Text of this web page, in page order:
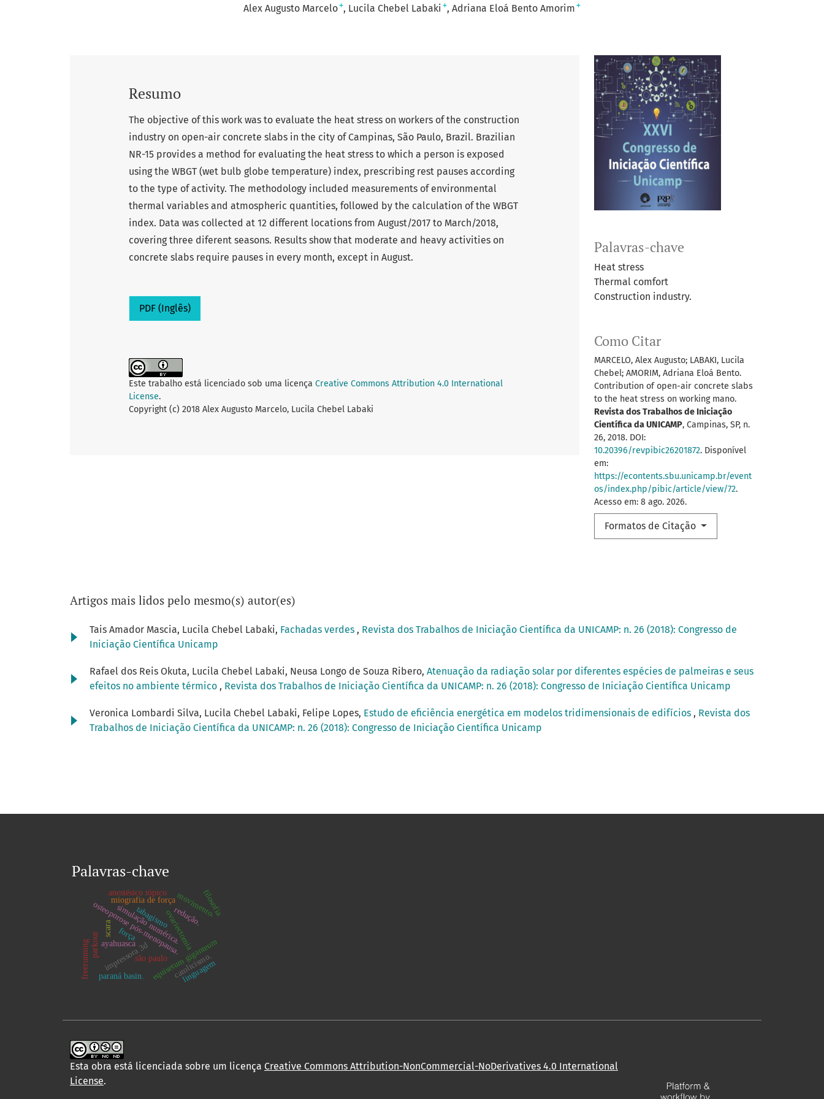
Alex Augusto Marcelo+ Lucila Chebel Labaki + Adriana Eloá Bento Amorim +
Palavras-chave
Heat stress
Thermal comfort
Construction industry.
Como Citar
MARCELO, Alex Augusto; LABAKI, Lucila
Chebel; AMORIM, Adriana Eloá Bento.
Contribution of open-air concrete slabs
to the heat stress on working mano.
Revista dos Trabalhos de Iniciação
Científica da UNICAMP, Campinas, SP, n.
26, 2018. DOI:
10.20396/revpibic26201872. Disponível
em:
https://econtents.sbu.unicamp.br/event
os/index.php/pibic/article/view/72.
Acesso em: 8 ago. 2026.
Formatos de Citação
Resumo
The objective of this work was to evaluate the heat stress on workers of the construction
industry on open-air concrete slabs in the city of Campinas, São Paulo, Brazil. Brazilian
NR-15 provides a method for evaluating the heat stress to which a person is exposed
using the WBGT (wet bulb globe temperature) index, prescribing rest pauses according
to the type of activity. The methodology included measurements of environmental
thermal variables and atmospheric quantities, followed by the calculation of the WBGT
index. Data was collected at 12 different locations from August/2017 to March/2018,
covering three diferent seasons. Results show that moderate and heavy activities on
concrete slabs require pauses in every month, except in August.
PDF (Inglês)
Este trabalho está licenciado sob uma licença Creative Commons Attribution 4.0 International
License.
Copyright (c) 2018 Alex Augusto Marcelo, Lucila Chebel Labaki
Artigos mais lidos pelo mesmo(s) autor(es)
Tais Amador Mascia, Lucila Chebel Labaki, Fachadas verdes , Revista dos Trabalhos de Iniciação Científica da UNICAMP: n. 26 (2018): Congresso de
Iniciação Científica Unicamp
Rafael dos Reis Okuta, Lucila Chebel Labaki, Neusa Longo de Souza Ribero, Atenuação da radiação solar por diferentes espécies de palmeiras e seus
efeitos no ambiente térmico , Revista dos Trabalhos de Iniciação Científica da UNICAMP: n. 26 (2018): Congresso de Iniciação Científica Unicamp
Veronica Lombardi Silva, Lucila Chebel Labaki, Felipe Lopes, Estudo de eficiência energética em modelos tridimensionais de edifícios , Revista dos
Trabalhos de Iniciação Científica da UNICAMP: n. 26 (2018): Congresso de Iniciação Científica Unicamp
Palavras-chave
impressora 3d
scara simulação numérica.
equisetum giganteum
ovariectomia
osteoporose pós-menopausa.
miografia de força
ayahuasca
tabagismoredução.
força
movimento.
anestésico tópico
paraná basin.
parkour
freerunning
filosofia
catolicismo.
são paulo linguagem
Esta obra está licenciada sobre um licença Creative Commons Attribution-NonCommercial-NoDerivatives 4.0 International
License.